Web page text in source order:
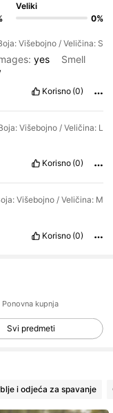
Veliki
0%
Višebojno / Veličina: S
yes
Smell
Korisno (0)
Višebojno / Veličina: L
Korisno (0)
Višebojno / Veličina: M
Korisno (0)
Ponovna kupnja
Svi predmeti
i odjeća za spavanje